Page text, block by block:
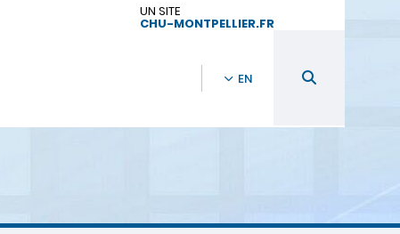
UN SITE
CHU-MONTPELLIER.FR
EN